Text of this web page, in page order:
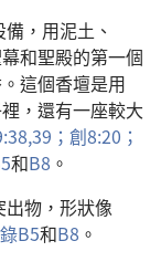
備 ， 用泥土 、
和聖殿的第一個
。 這個香壇是用
裡 ， 還有一座較大
； 創8:20；
和B8 。
出物 ， 形狀像
B5和B8 。